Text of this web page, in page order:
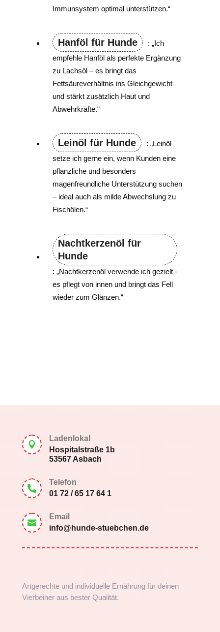
Immunsystem optimal unterstützen.“
Hanföl für Hunde
: „Ich
empfehle Hanföl als perfekte Ergänzung
zu Lachsöl – es bringt das
Fettsäureverhältnis ins Gleichgewicht
und stärkt zusätzlich Haut und
Abwehrkräfte.“
Leinöl für Hunde
: „Leinöl
setze ich gerne ein, wenn Kunden eine
pflanzliche und besonders
magenfreundliche Unterstützung suchen
– ideal auch als milde Abwechslung zu
Fischölen.“
Nachtkerzenöl für
Hunde
: „Nachtkerzenöl verwende ich gezielt -
es pflegt von innen und bringt das Fell
wieder zum Glänzen.“

Ladenlokal
Hospitalstraße 1b
53567 Asbach

Telefon
01 72 / 65 17 64 1

Email
info@hunde-stuebchen.de
Artgerechte und individuelle Ernährung für deinen
Vierbeiner aus bester Qualität.